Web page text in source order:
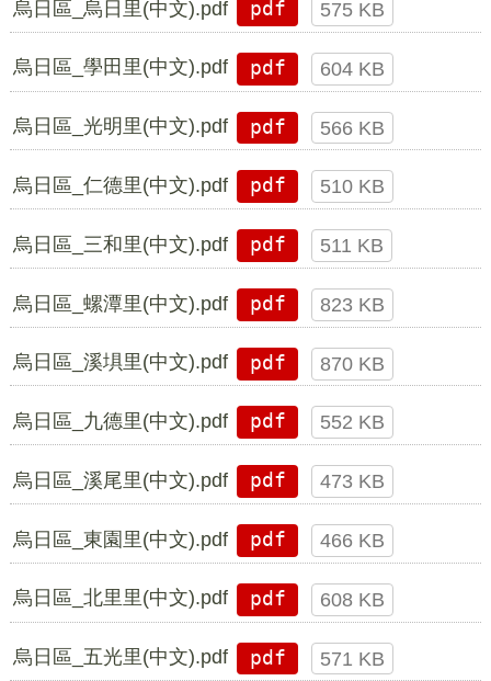
烏日區_烏日里(中文).pdf pdf 575 KB
烏日區_學田里(中文).pdf pdf 604 KB
烏日區_光明里(中文).pdf pdf 566 KB
烏日區_仁德里(中文).pdf pdf 510 KB
烏日區_三和里(中文).pdf pdf 511 KB
烏日區_螺潭里(中文).pdf pdf 823 KB
烏日區_溪埧里(中文).pdf pdf 870 KB
烏日區_九德里(中文).pdf pdf 552 KB
烏日區_溪尾里(中文).pdf pdf 473 KB
烏日區_東園里(中文).pdf pdf 466 KB
烏日區_北里里(中文).pdf pdf 608 KB
烏日區_五光里(中文).pdf pdf 571 KB